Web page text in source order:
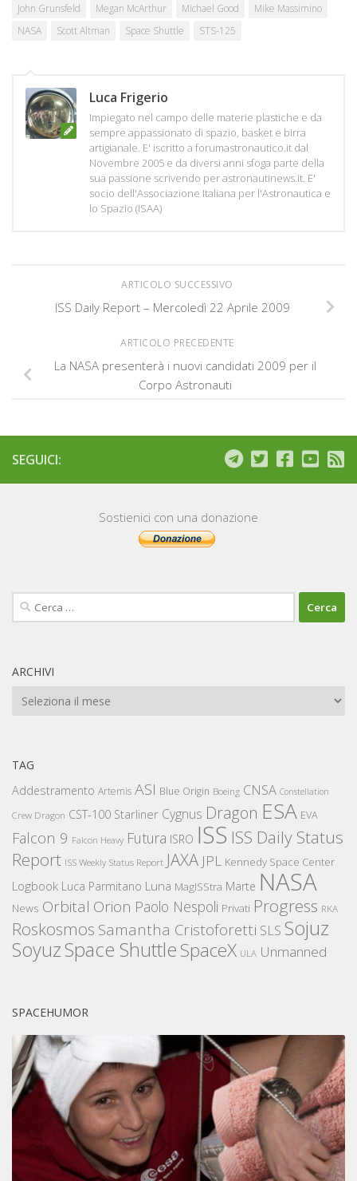
John Grunsfeld
Megan McArthur Michael Good
Mike Massimino
NASA
Scott Altman Space Shuttle STS-125
Luca Frigerio
Impiegato nel campo delle materie plastiche e da
sempre appassionato di spazio, basket e birra
artigianale. E' iscritto a forumastronautico.it dal
Novembre 2005 e da diversi anni sfoga parte della
sua passione scrivendo per astronautinews.it. E'
socio dell'Associazione Italiana per l'Astronautica e
lo Spazio (ISAA)
ARTICOLO SUCCESSIVO
ISS Daily Report – Mercoledì 22 Aprile 2009
ARTICOLO PRECEDENTE
La NASA presenterà i nuovi candidati 2009 per il
Corpo Astronauti
SEGUICI:
Sostienici con una donazione
Ricerca
per:
ARCHIVI
Archivi
TAG
Addestramento Artemis ASI Blue Origin Boeing CNSA Constellation
Crew Dragon CST-100 Starliner Cygnus Dragon ESA EVA
Falcon 9 Falcon Heavy Futura ISRO ISS ISS Daily Status
Report ISS Weekly Status Report JAXA JPL Kennedy Space Center
Logbook Luca Parmitano Luna MagISStra Marte NASA
News Orbital Orion Paolo Nespoli Privati Progress RKA
Roskosmos Samantha Cristoforetti SLS Sojuz
SoyuzSpace ShuttleSpaceX ULA Unmanned
SPACEHUMOR